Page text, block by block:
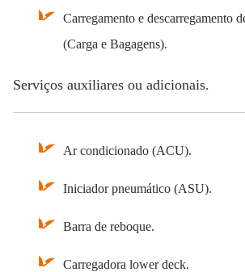
Carregamento e descarregamento
(Carga e Bagagens).
Serviços auxiliares ou adicionais.
Ar condicionado (ACU).
Iniciador pneumático (ASU).
Barra de reboque.
Carregadora lower deck.